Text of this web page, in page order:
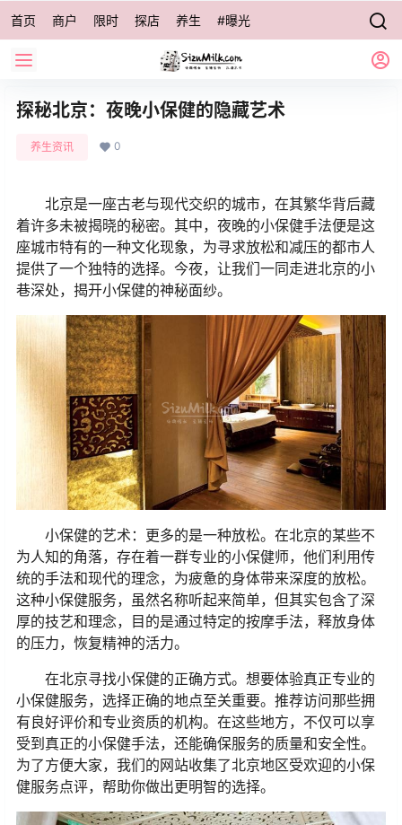
首页 商户 限时 探店 养生 #曝光
探秘北京：夜晚小保健的隐藏艺术
养生资讯 0
北京是一座古老与现代交织的城市，在其繁华背后藏
着许多未被揭晓的秘密。其中，夜晚的小保健手法便是这
座城市特有的一种文化现象，为寻求放松和减压的都市人
提供了一个独特的选择。今夜，让我们一同走进北京的小
巷深处，揭开小保健的神秘面纱。
小保健的艺术：更多的是一种放松。在北京的某些不
为人知的角落，存在着一群专业的小保健师，他们利用传
统的手法和现代的理念，为疲惫的身体带来深度的放松。
这种小保健服务，虽然名称听起来简单，但其实包含了深
厚的技艺和理念，目的是通过特定的按摩手法，释放身体
的压力，恢复精神的活力。
在北京寻找小保健的正确方式。想要体验真正专业的
小保健服务，选择正确的地点至关重要。推荐访问那些拥
有良好评价和专业资质的机构。在这些地方，不仅可以享
受到真正的小保健手法，还能确保服务的质量和安全性。
为了方便大家，我们的网站收集了北京地区受欢迎的小保
健服务点评，帮助你做出更明智的选择。